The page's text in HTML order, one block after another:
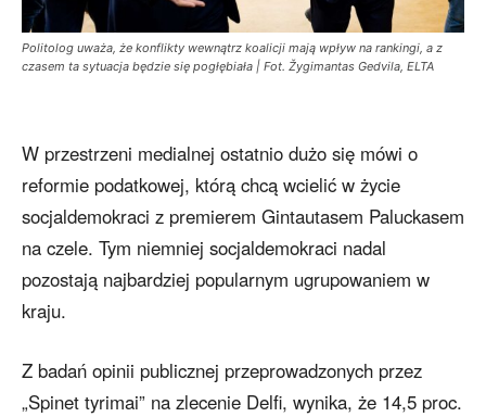
Politolog uważa, że konflikty wewnątrz koalicji mają wpływ na rankingi, a z
czasem ta sytuacja będzie się pogłębiała | Fot. Žygimantas Gedvila, ELTA
W przestrzeni medialnej ostatnio dużo się mówi o
reformie podatkowej, którą chcą wcielić w życie
socjaldemokraci z premierem Gintautasem Paluckasem
na czele. Tym niemniej socjaldemokraci nadal
pozostają najbardziej popularnym ugrupowaniem w
kraju.
Z badań opinii publicznej przeprowadzonych przez
„Spinet tyrimai” na zlecenie Delfi, wynika, że 14,5 proc.